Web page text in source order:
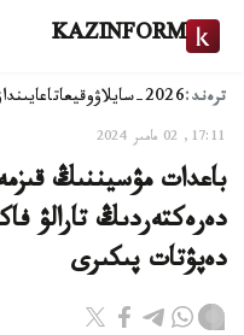
KAZINFORM
ترەند:2026-سايلاۋ وقيعا
17:11, 02 مامىر 2024
باعدات مۋسيننىڭ
دەرەكتەردىڭ تارالۋ
دەپۋتات پىكىرى